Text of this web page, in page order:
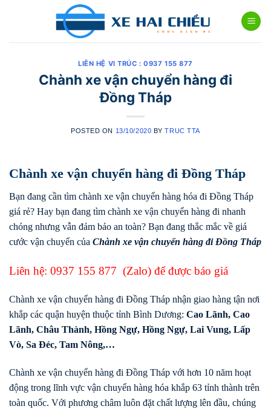
LIÊN HỆ VI TRÚC : 0937 155 877
Chành xe vận chuyển hàng đi
Đồng Tháp
POSTED ON 13/10/2020 BYTRUC TTA
Chành xe vận chuyển hàng đi Đồng Tháp
Bạn đang cần tìm chành xe vận chuyển hàng hóa đi Đồng Tháp
giá rẻ? Hay bạn đang tìm chành xe vận chuyển hàng đi nhanh
chóng nhưng vẫn đảm bảo an toàn? Bạn đang thắc mắc về giá
cước vận chuyển của Chành xe vận chuyển hàng điĐồng Tháp
Liên hệ: 0937 155 877 (Zalo) để được báo giá
Chành xe vận chuyển hàng đi Đồng Tháp nhận giao hàng tận nơi
khắp các quận huyện thuộc tỉnh Bình Dương: Cao Lãnh, Cao
Lãnh, Châu Thành, Hồng Ngự, Hồng Ngự, Lai Vung, Lấp
Vò, Sa Đéc, Tam Nông,…
Chành xe vận chuyển hàng đi Đồng Tháp với hơn 10 năm hoạt
động trong lĩnh vực vận chuyển hàng hóa khắp 63 tỉnh thành trên
toàn quốc. Với phương châm luôn đặt chất lượng lên đầu, chúng